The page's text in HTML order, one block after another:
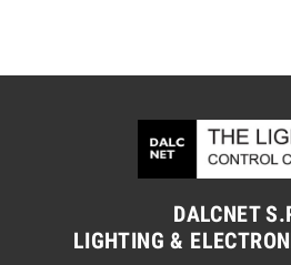
DALCNET
LIGHTING &